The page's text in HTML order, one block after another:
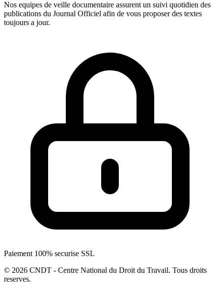
Nos equipes de veille documentaire assurent un suivi quotidien des
publications du Journal Officiel afin de vous proposer des textes
toujours a jour.
Paiement 100% securise SSL
© 2026 CNDT - Centre National du Droit du Travail. Tous droits
reserves.